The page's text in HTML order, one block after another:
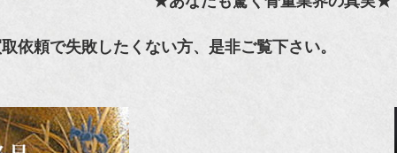
取依頼で失敗したくない方、是非ご覧下さい。